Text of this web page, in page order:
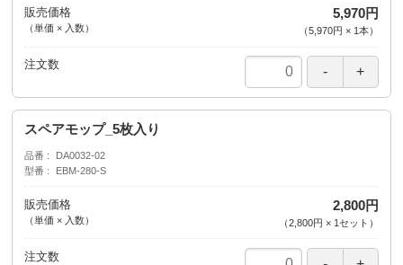
販売価格
（単価 × 入数）
5,970円
（5,970円 × 1本）
注文数
スペアモップ_5枚入り
品番
DA0032-02
型番
EBM-280-S
販売価格
（単価 × 入数）
2,800円
（2,800円 × 1セット ）
注文数